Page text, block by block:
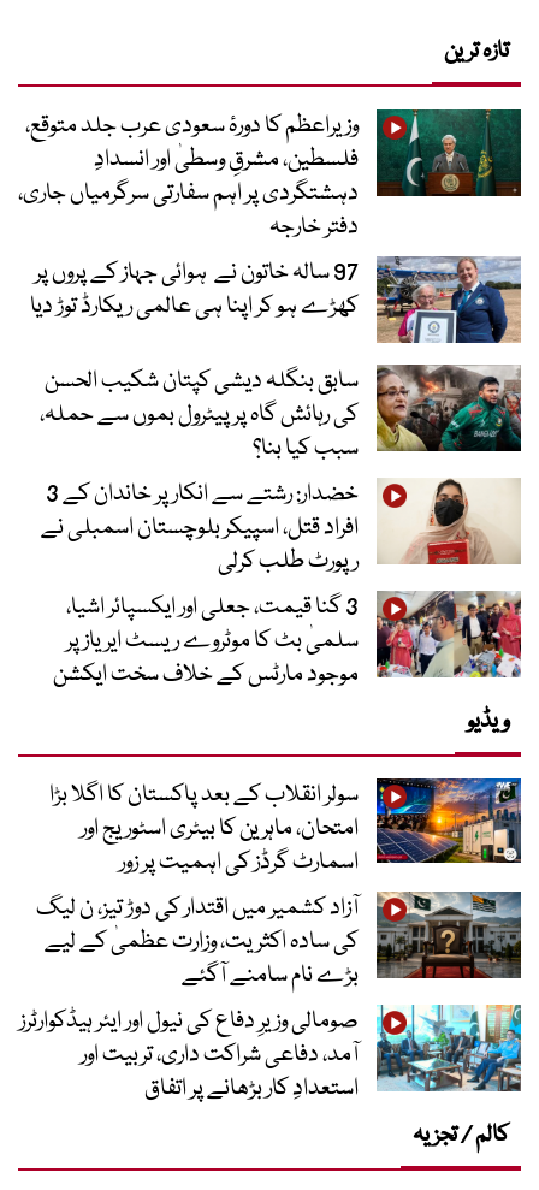
تازہ ترین
وزیراعظم کا دورۂ سعودی عرب جلد متوقع،
فلسطین، مشرقِ وسطیٰ اور انسدادِ
دہشتگردی پر اہم سفارتی سرگرمیاں جاری،
دفتر خارجہ
97 سالہ خاتون نے ہوائی جہاز کے پروں پر
کھڑے ہو کر اپنا ہی عالمی ریکارڈ توڑ دیا
سابق بنگلہ دیشی کپتان شکیب الحسن
کی رہائش گاہ پر پیٹرول بموں سے حملہ،
سبب کیا بنا؟
خضدار: رشتے سے انکار پر خاندان کے 3
افراد قتل، اسپیکر بلوچستان اسمبلی نے
رپورٹ طلب کرلی
3 گنا قیمت، جعلی اور ایکسپائر اشیا،
سلمیٰ بٹ کا موٹروے ریسٹ ایریاز پر
موجود مارٹس کے خلاف سخت ایکشن
ویڈیو
سولر انقلاب کے بعد پاکستان کا اگلا بڑا
امتحان، ماہرین کا بیٹری اسٹوریج اور
اسمارٹ گرڈز کی اہمیت پر زور
آزاد کشمیر میں اقتدار کی دوڑ تیز، ن لیگ
کی سادہ اکثریت، وزارت عظمیٰ کے لیے
بڑے نام سامنے آگئے
صومالی وزیرِ دفاع کی نیول اور ایئر ہیڈکوارٹرز
آمد، دفاعی شراکت داری، تربیت اور
استعدادِ کار بڑھانے پر اتفاق
کالم / تجزیہ